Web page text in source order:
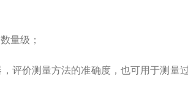
量级；
价测量方法的准确度，也可用于测量